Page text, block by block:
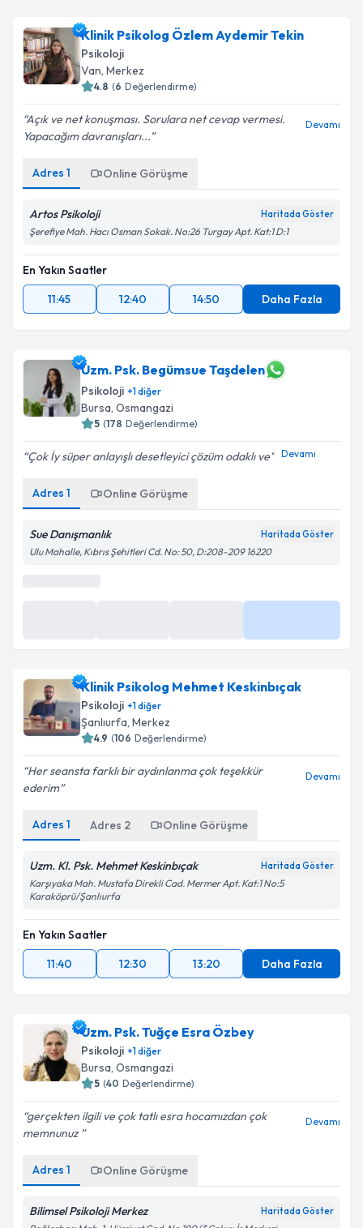
Klinik Psikolog Özlem Aydemir Tekin
Psikoloji
Van, Merkez
4.8 (6 Değerlendirme)
Açık ve net konuşması. Sorulara net cevap vermesi.
Yapacağım davranışları...
Devamı
Adres 1 Online Görüşme
Artos Psikoloji Haritada Göster
Şerefiye Mah. Hacı Osman Sokak. No:26 Turgay Apt. Kat:1 D:1
En Yakın Saatler
11:45
12:40 14:50 Daha Fazla
Uzm. Psk. Begümsue Taşdelen
Psikoloji +1diğer
Bursa, Osmangazi
5 (178 Değerlendirme)
Çok İy süper anlayışlı desetleyici çözüm odaklı ve Devamı
Adres 1 Online Görüşme
Sue Danışmanlık Haritada Göster
Ulu Mahalle, Kıbrıs Şehitleri Cd. No: 50, D:208-209 16220
Klinik Psikolog Mehmet Keskinbıçak
Psikoloji diğer
Şanlıurfa,Merkez
( Değerlendirme)
Her seansta farklı bir aydınlanma çok teşekkür
ederim
Adres 1 Adres 2 Online Görüşme
Uzm. Kl. Psk. Mehmet Keskinbıçak
Karşıyaka Mah. Mustafa Direkli Cad. Mermer Apt. Kat:1 No:5
Karaköprü/Şanlıurfa
En Yakın Saatler
11:40
12:30 13:20 Daha Fazla
Uzm. Psk. Tuğçe Esra Özbey
Psikoloji diğer
Bursa,Osmangazi
( Değerlendirme)
gerçekten ilgili ve çok tatlı esra hocamızdan çok
memnunuz
Adres 1 Online Görüşme
Bilimsel Psikoloji Merkez